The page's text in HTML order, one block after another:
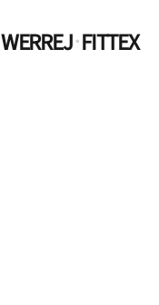
WERREJ·FITTEX